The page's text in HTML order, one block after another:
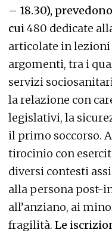
– 18.30),
cui480 dedicate
articolate in
argomenti, tra i
servizi
la relazione con
legislativi, la
il primo soccorso.
tirocinio con
diversi contesti
alla persona post-
all’anziano, ai
fragilità. Le